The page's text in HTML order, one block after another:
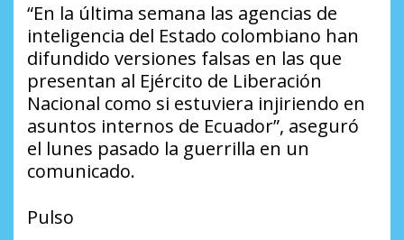
“En la última semana las agencias de
inteligencia del Estado colombiano han
difundido versiones falsas en las que
presentan al Ejército de Liberación
Nacional como si estuviera injiriendo en
asuntos internos de Ecuador”, aseguró
el lunes pasado la guerrilla en un
comunicado.
Pulso